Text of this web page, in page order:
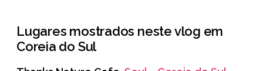
Lugares mostrados neste vlog em
Coreia do Sul